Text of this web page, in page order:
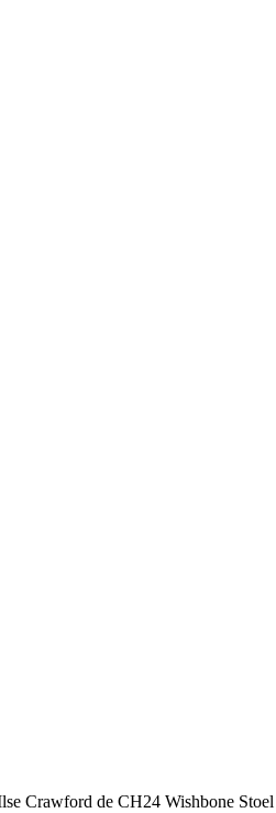
Crawford de CH24 Wishbone